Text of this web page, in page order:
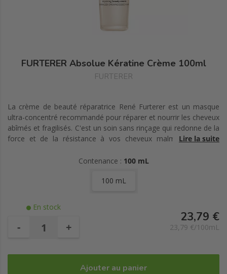
FURTERER Absolue Kératine Crème 100ml
FURTERER
La crème de beauté réparatrice René Furterer est un masque
ultra-concentré recommandé pour réparer et nourrir les cheveux
abîmés et fragilisés. C'est un soin sans rinçage qui redonne de la
force et de la résistance à vos cheveux malmenés par les
à votre chevelure de retrouver sa souplesse, sa brillance et sa
Lire la suite
Contenance : 100 mL
100 mL
En stock
- +
23,79 €
23,79 €/100mL
Ajouter au panier